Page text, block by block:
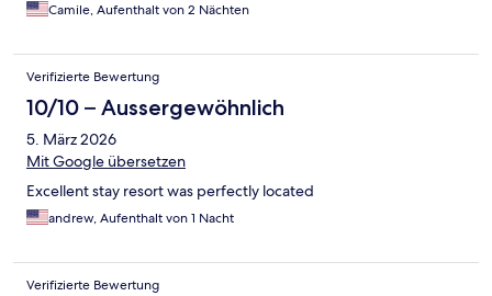
Camile, Aufenthalt von 2 Nächten
Verifizierte Bewertung
10/10 – Aussergewöhnlich
5. März 2026
Mit Google übersetzen
Excellent stay resort was perfectly located
andrew, Aufenthalt von 1 Nacht
Verifizierte Bewertung